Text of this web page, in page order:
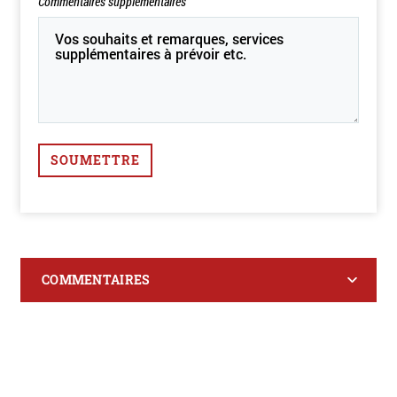
SOUMETTRE
COMMENTAIRES